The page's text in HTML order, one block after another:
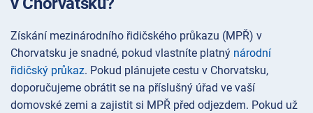
Získání mezinárodního řidičského průkazu (MPŘ) v
Chorvatsku je snadné, pokud vlastníte platný národní
řidičský průkaz. Pokud plánujete cestu v Chorvatsku,
doporučujeme obrátit se na příslušný úřad ve vaší
domovské zemi a zajistit si MPŘ před odjezdem. Pokud už